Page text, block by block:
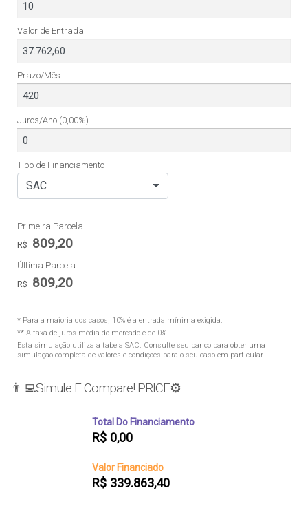
Valor de Entrada
Prazo/Mês
Juros/Ano (0,00%)
Tipo de Financiamento
SAC
Primeira Parcela
R$ 809,20
Última Parcela
R$ 809,20
* Para a maioria dos casos, 10% é a entrada mínima exigida.
** A taxa de juros média do mercado é de 0%.
Esta simulação utiliza a tabela SAC. Consulte seu banco para obter uma
simulação completa de valores e condições para o seu caso em particular.
👨‍💻Simule E Compare! PRICE⚙️
Total Do Financiamento
R$ 0,00
Valor Financiado
R$ 339.863,40